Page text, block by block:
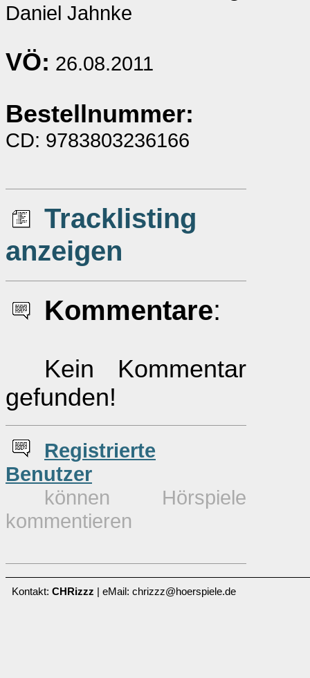
Daniel Jahnke
VÖ: 26.08.2011
Bestellnummer:
CD: 9783803236166
Tracklisting
anzeigen
Kommentare:
Kein Kommentar
gefunden!
Registrierte
Benutzer
können Hörspiele
kommentieren
Kontakt: CHRizzz | eMail: chrizzz@hoerspiele.de